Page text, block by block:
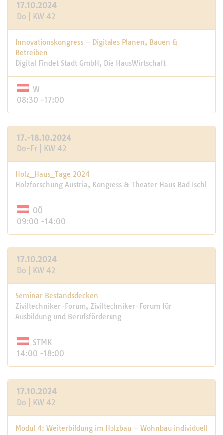
17.10.2024
Do | KW 42
Innovationskongress – Digitales Planen, Bauen &
Betreiben
Digital Findet Stadt GmbH, Die HausWirtschaft
W
08:30 -17:00
17.-18.10.2024
Do-Fr | KW 42
Holz_Haus_­Tage 2024
Holzforschung Austria, Kongress & Thea­ter ­Haus Bad Ischl
OÖ
09:00 -14:00
17.10.2024
Do | KW 42
Seminar Bestandsdecken
Ziviltechniker-Forum, Ziviltechniker-Forum für
Ausbildung und Berufsförderung
STMK
14:00 -18:00
17.10.2024
Do | KW 42
Modul 4: Weiterbildung im Holzbau – Wohnbau individuell